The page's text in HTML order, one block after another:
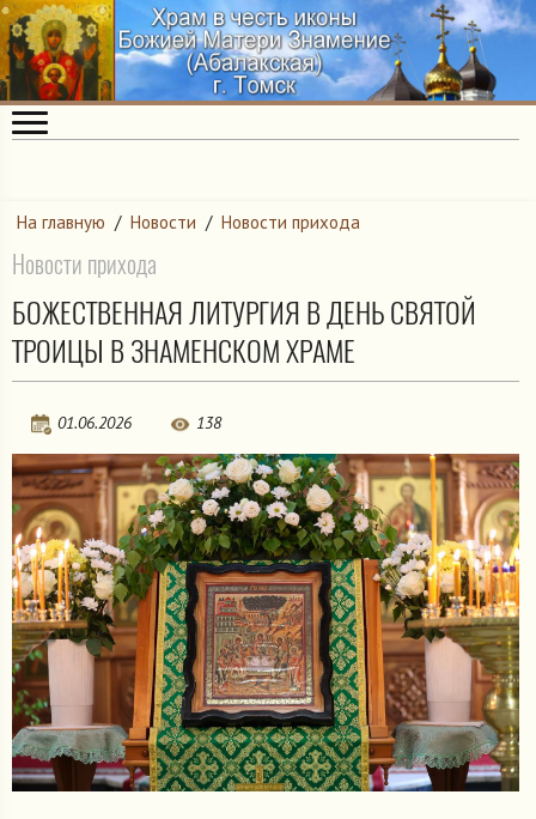
На главную / Новости / Новости прихода
Новости прихода
БОЖЕСТВЕННАЯ ЛИТУРГИЯ В ДЕНЬ СВЯТОЙ
ТРОИЦЫ В ЗНАМЕНСКОМ ХРАМЕ
01.06.2026 138